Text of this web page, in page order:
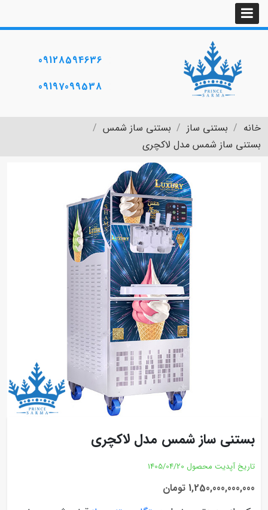
09128594636
09197099538
خانه بستنی ساز
بستنی ساز شمس
بستنی ساز شمس مدل لاکچری
بستنی ساز شمس مدل لاکچری
تاریخ آپدیت محصول 1405/04/20
1,250,000,000,000 تومان